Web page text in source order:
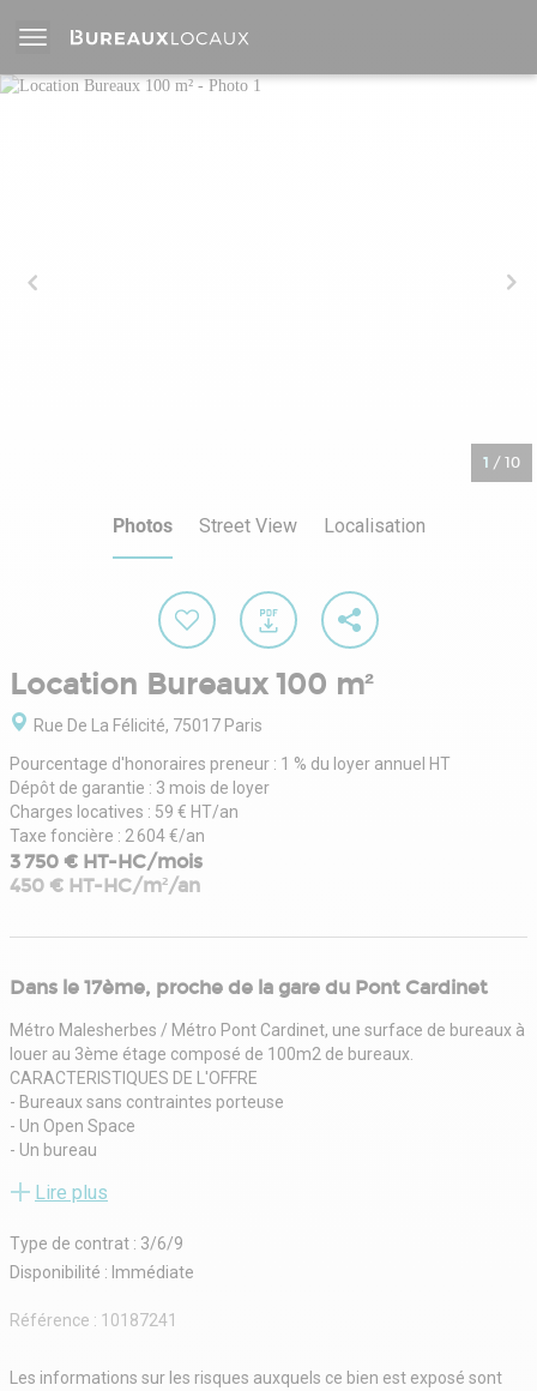
1 / 10
Photos Street View Localisation
Location Bureaux 100 m²
Rue De La Félicité, 75017 Paris
Pourcentage d'honoraires preneur : 1 % du loyer annuel HT
Dépôt de garantie : 3 mois de loyer
Charges locatives : 59 € HT/an
Taxe foncière : 2 604 €/an
3 750 € HT-HC/mois
450 € HT-HC/m²/an
Dans le 17ème, proche de la gare du Pont Cardinet
Métro Malesherbes / Métro Pont Cardinet, une surface de bureaux à
louer au 3ème étage composé de 100m2 de bureaux.
CARACTERISTIQUES DE L'OFFRE
- Bureaux sans contraintes porteuse
- Un Open Space
- Un bureau
CONDITIONS FINANCIERES
Loyer mensuel : 3750€ HC
Disponibilité : Immédiate
Lire plus
Type de contrat : 3/6/9
Disponibilité : Immédiate
Référence : 10187241
Les informations sur les risques auxquels ce bien est exposé sont